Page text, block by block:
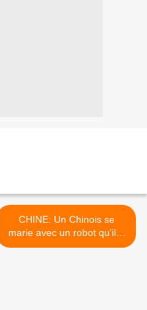
CHINE: Un Chinois se
marie avec un robot qu'il a
construit lui-même >